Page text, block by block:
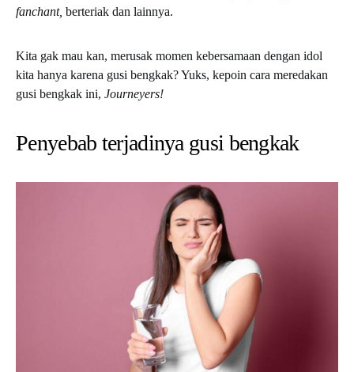
fanchant, berteriak dan lainnya.
Kita gak mau kan, merusak momen kebersamaan dengan idol
kita hanya karena gusi bengkak? Yuks, kepoin cara meredakan
gusi bengkak ini, Journeyers!
Penyebab terjadinya gusi bengkak